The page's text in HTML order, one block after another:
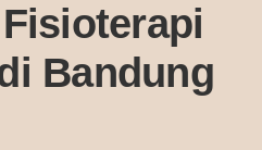
Bandung